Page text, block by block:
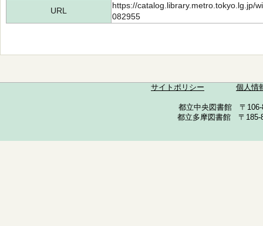
URL
https://catalog.library.metro.tokyo.lg.jp/
082955
サイトポリシー 個人情
都立中央図書館 〒
都立多摩図書館 〒185-